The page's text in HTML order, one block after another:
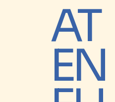
AT
EN